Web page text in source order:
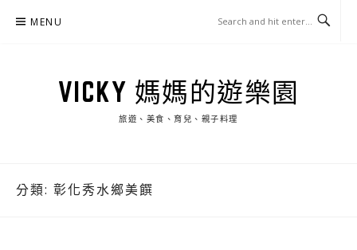
MENU
VICKY 媽媽的遊樂園
旅遊、美食、育兒、親子料理
分類: 彰化秀水鄉美饌